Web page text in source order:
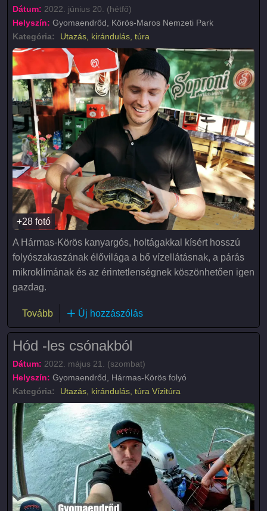
Dátum: 2022. június 20. (hétfő)
Helyszín: Gyomaendrőd, Körös-Maros Nemzeti Park
Kategória:
Utazás, kirándulás, túra
+28 fotó
A Hármas-Körös kanyargós, holtágakkal kísért hosszú
folyószakaszának élővilága a bő vízellátásnak, a párás
mikroklímának és az érintetlenségnek köszönhetően igen
gazdag.
Tovább(Körös-Maros Nemzeti Park élővilága)
Új hozzászólás
Hód -les csónakból
Dátum: 2022. május 21. (szombat)
Helyszín: Gyomaendrőd, Hármas-Körös folyó
Kategória:
Utazás, kirándulás, túra Vízitúra